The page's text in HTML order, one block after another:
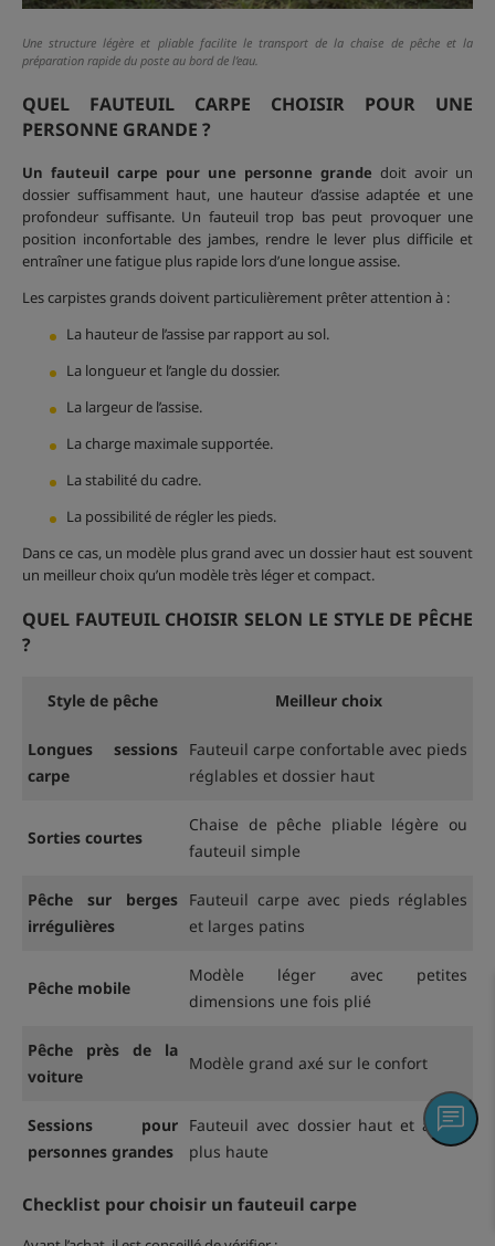
Une structure légère et pliable facilite le transport de la chaise de pêche et la
préparation rapide du poste au bord de l’eau.
QUEL FAUTEUIL CARPE CHOISIR POUR UNE
PERSONNE GRANDE ?
Un fauteuil carpe pour une personne grande doit avoir un
dossier suffisamment haut, une hauteur d’assise adaptée et une
profondeur suffisante. Un fauteuil trop bas peut provoquer une
position inconfortable des jambes, rendre le lever plus difficile et
entraîner une fatigue plus rapide lors d’une longue assise.
Les carpistes grands doivent particulièrement prêter attention à :
La hauteur de l’assise par rapport au sol.
La longueur et l’angle du dossier.
La largeur de l’assise.
La charge maximale supportée.
La stabilité du cadre.
La possibilité de régler les pieds.
Dans ce cas, un modèle plus grand avec un dossier haut est souvent
un meilleur choix qu’un modèle très léger et compact.
QUEL FAUTEUIL CHOISIR SELON LE STYLE DE PÊCHE
?
Style de pêche Meilleur choix
Longues sessions
carpe
Fauteuil carpe confortable avec pieds
réglables et dossier haut
Sorties courtes
Chaise de pêche pliable légère ou
fauteuil simple
Pêche sur berges
irrégulières
Fauteuil carpe avec pieds réglables
et larges patins
Pêche mobile
Modèle léger avec petites
dimensions une fois plié
Pêche près de la
voiture
Modèle grand axé sur le confort
Sessions pour
personnes grandes
Fauteuil avec dossier haut et assise
plus haute
Checklist pour choisir un fauteuil carpe